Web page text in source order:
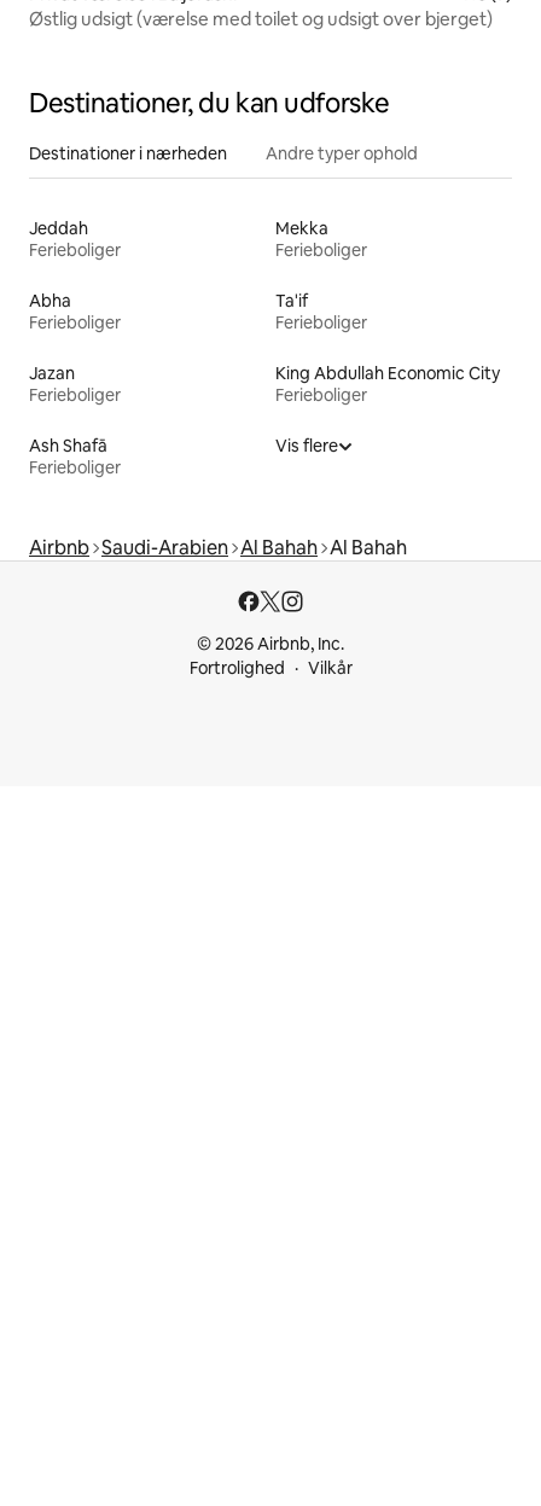
Østlig udsigt (værelse med toilet og udsigt over bjerget)
Destinationer, du kan udforske
Destinationer i nærheden Andre typer ophold
Jeddah
Ferieboliger
Mekka
Ferieboliger
Abha
Ferieboliger
Ta'if
Ferieboliger
Jazan
Ferieboliger
King Abdullah Economic City
Ferieboliger
Ash Shafā
Ferieboliger
Vis flere
Airbnb Saudi-Arabien Al Bahah Al Bahah
© 2026 Airbnb, Inc.
Fortrolighed
Vilkår